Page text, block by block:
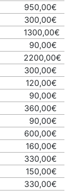
950,00€
300,00€
1300,00€
90,00€
2200,00€
300,00€
120,00€
90,00€
360,00€
90,00€
600,00€
160,00€
330,00€
150,00€
330,00€